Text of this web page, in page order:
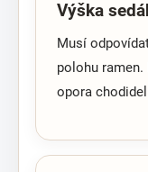
Výška
Musí
polohu
opora